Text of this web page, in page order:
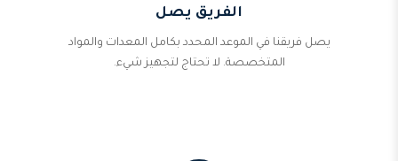
الفريق يصل
يصل فريقنا في الموعد المحدد بكامل المعدات والمواد
المتخصصة. لا تحتاج لتجهيز شيء.